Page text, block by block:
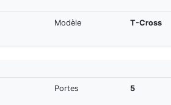
Modèle
T-Cross
Portes 5